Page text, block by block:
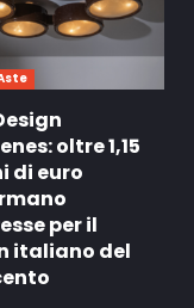
oltre 1,15
di euro
per il
italiano del